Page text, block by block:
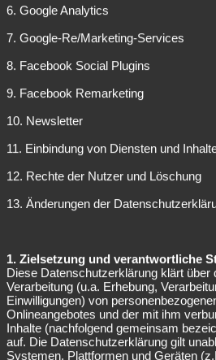
nächsten Tagen an die Weser
Millionen Euro von Tottenham
Die ersten beiden Spielzeiten
mehrerer Verfehlungen
derzeitigen Arbeitgeber freigestellt
und erfolgreicher Reha auf seine
voll leistungs- und einsatzfähig
dass Schalke 04 und
algerischen Nationalspielers unter
bei Schalke, bestätigte
auf Berater-Ebene Gespräche“
6. Google Analytics
7. Google-Re/Marketing-Services
8. Facebook Social Plugins
9. Facebook Remarketing
10. Newsletter
11. Einbindung von Diensten und
12. Rechte der Nutzer und Löschung
13. Änderungen der
1. Zielsetzung und verantwortliche
Diese Datenschutzerklärung klärt
Verarbeitung (u.a. Erhebung,
Einwilligungen) von
Onlineangebotes und der mit ihm
Inhalte (nachfolgend gemeinsam
auf. Die Datenschutzerklärung gilt
Systemen, Plattformen und Geräten